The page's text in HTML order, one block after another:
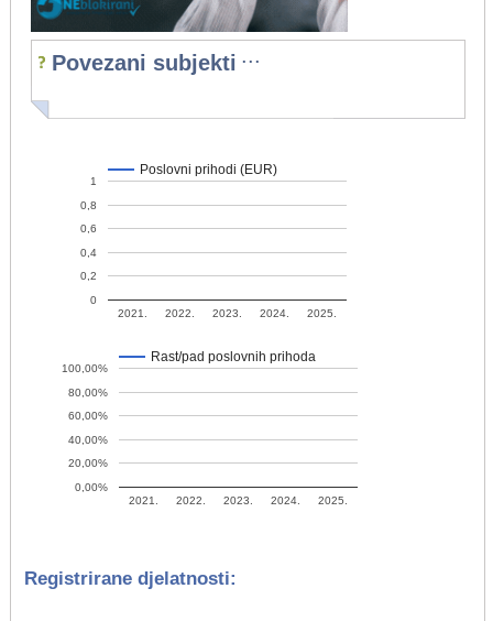
Povezani subjekti ...
Poslovni prihodi (EUR)
2021. 2022. 2023. 2024. 2025.
0
0,2
0,4
0,6
0,8
1
Rast/pad poslovnih prihoda
2021. 2022. 2023. 2024. 2025.
0,00%
20,00%
40,00%
60,00%
80,00%
100,00%
Registrirane djelatnosti: